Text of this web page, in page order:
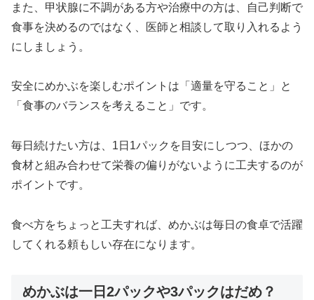
また、甲状腺に不調がある方や治療中の方は、自己判断で
食事を決めるのではなく、医師と相談して取り入れるよう
にしましょう。
安全にめかぶを楽しむポイントは「適量を守ること」と
「食事のバランスを考えること」です。
毎日続けたい方は、1日1パックを目安にしつつ、ほかの
食材と組み合わせて栄養の偏りがないように工夫するのが
ポイントです。
食べ方をちょっと工夫すれば、めかぶは毎日の食卓で活躍
してくれる頼もしい存在になります。
めかぶは一日2パックや3パックはだめ？